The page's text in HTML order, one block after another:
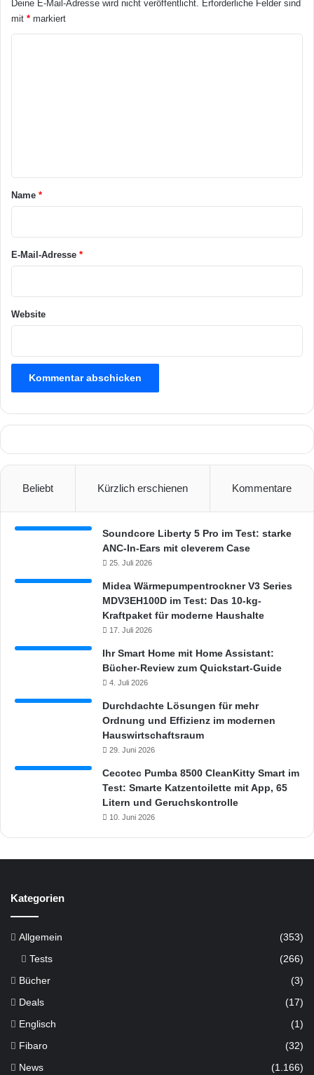
h
Deine E-Mail-Adresse wird nicht veröffentlicht.
Erforderliche Felder sind
mit * markiert
a
r
Name *
E-Mail-Adresse *
Website
Beliebt Kürzlich erschienen Kommentare
Soundcore Liberty 5 Pro im Test: starke
ANC-In-Ears mit cleverem Case
25. Juli 2026
Midea Wärmepumpentrockner V3 Series
MDV3EH100D im Test: Das 10-kg-
Kraftpaket für moderne Haushalte
17. Juli 2026
Ihr Smart Home mit Home Assistant:
Bücher-Review zum Quickstart-Guide
4. Juli 2026
Durchdachte Lösungen für mehr
Ordnung und Effizienz im modernen
Hauswirtschaftsraum
29. Juni 2026
Cecotec Pumba 8500 CleanKitty Smart im
Test: Smarte Katzentoilette mit App, 65
Litern und Geruchskontrolle
10. Juni 2026
Kategorien
Allgemein (353)
Tests (266)
Bücher (3)
Deals (17)
Englisch (1)
Fibaro (32)
News (1.166)